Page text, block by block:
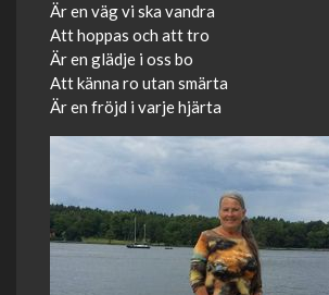
Är en väg vi ska vandra
Att hoppas och att tro
Är en glädje i oss bo
Att känna ro utan smärta
Är en fröjd i varje hjärta